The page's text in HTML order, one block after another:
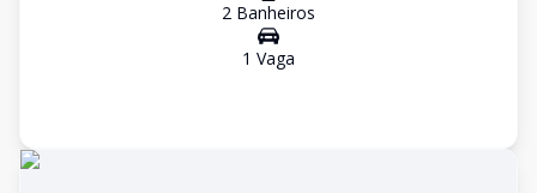
2 Banheiros
1 Vaga